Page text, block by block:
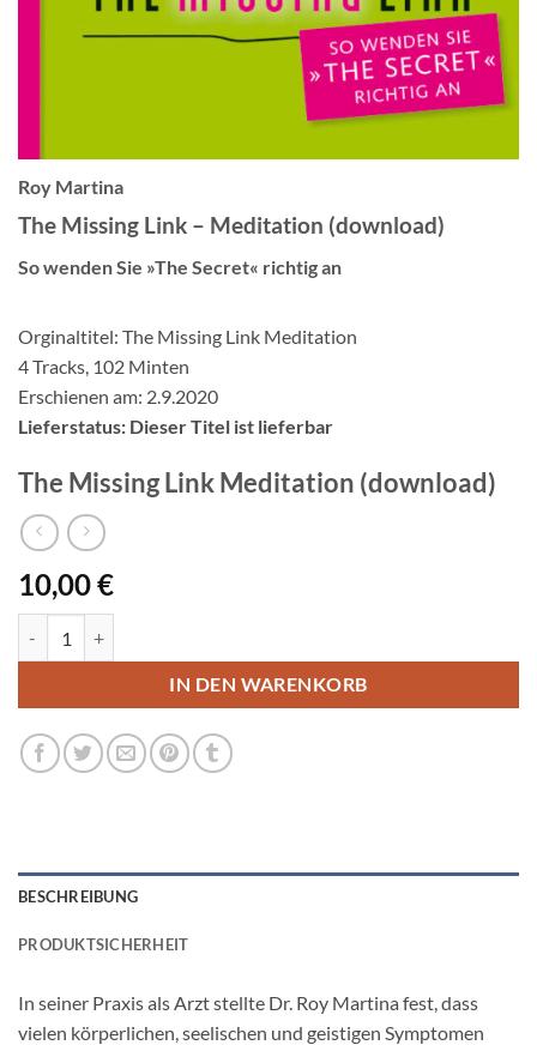
Roy Martina
The Missing Link – Meditation (download)
So wenden Sie »The Secret« richtig an
Orginaltitel: The Missing Link Meditation
4 Tracks, 102 Minten
Erschienen am: 2.9.2020
Lieferstatus: Dieser Titel ist lieferbar
The Missing Link Meditation (download)
10,00€
IN DEN WARENKORB
BESCHREIBUNG
PRODUKTSICHERHEIT
In seiner Praxis als Arzt stellte Dr. Roy Martina fest, dass
vielen körperlichen, seelischen und geistigen Symptomen